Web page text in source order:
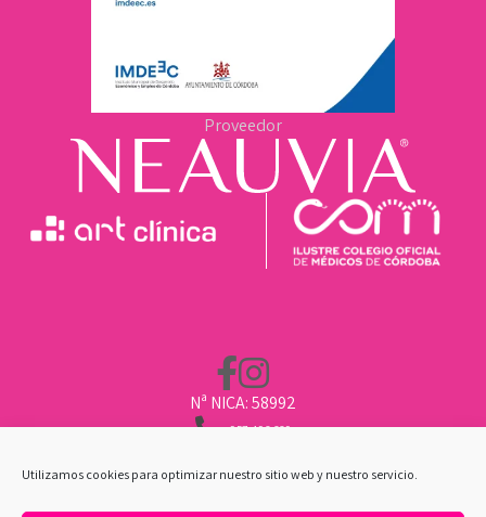
Utilizamos cookies para optimizar nuestro sitio web y nuestro servicio.
Nª NICA: 58992
957 496 669
CLINICA@ARTCLINICA.COM
Proveedor